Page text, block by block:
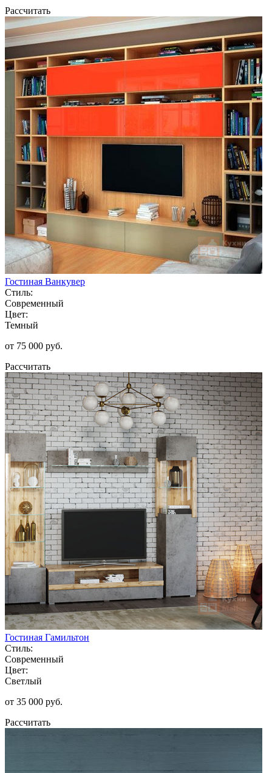
Рассчитать
Гостиная Ванкувер
Стиль:
Современный
Цвет:
Темный
от 75 000 руб.
Рассчитать
Гостиная Гамильтон
Стиль:
Современный
Цвет:
Светлый
от 35 000 руб.
Рассчитать